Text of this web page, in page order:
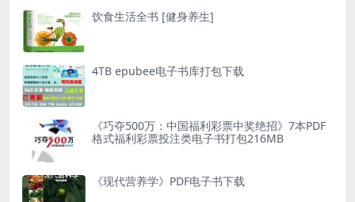
饮食生活全书 [健身养生]
4TB epubee电子书库打包下载
《巧夺500万：中国福利彩票中奖绝招》7本PDF
格式福利彩票投注类电子书打包216MB
《现代营养学》PDF电子书下载